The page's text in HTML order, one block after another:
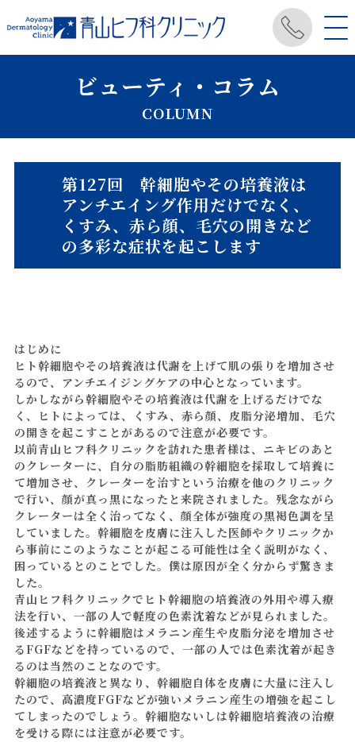
ビューティ・コラム
COLUMN
第127回 幹細胞やその培養液は
アンチエイング作用だけでなく、
くすみ、赤ら顔、毛穴の開きなど
の多彩な症状を起こします
はじめに
ヒト幹細胞やその培養液は代謝を上げて肌の張りを増加させ
るので、アンチエイジングケアの中心となっています。
しかしながら幹細胞やその培養液は代謝を上げるだけでな
く、ヒトによっては、くすみ、赤ら顔、皮脂分泌増加、毛穴
の開きを起こすことがあるので注意が必要です。
以前青山ヒフ科クリニックを訪れた患者様は、ニキビのあと
のクレーターに、自分の脂肪組織の幹細胞を採取して培養に
て増加させ、クレーターを治すという治療を他のクリニック
で行い、顔が真っ黒になったと来院されました。残念ながら
クレーターは全く治ってなく、顔全体が強度の黒褐色調を呈
していました。幹細胞を皮膚に注入した医師やクリニックか
ら事前にこのようなことが起こる可能性は全く説明がなく、
困っているとのことでした。僕は原因が全く分からず驚きま
した。
青山ヒフ科クリニックでヒト幹細胞の培養液の外用や導入療
法を行い、一部の人で軽度の色素沈着などが見られました。
後述するように幹細胞はメラニン産生や皮脂分泌を増加させ
るFGFなどを持っているので、一部の人では色素沈着が起き
るのは当然のことなのです。
幹細胞の培養液と異なり、幹細胞自体を皮膚に大量に注入し
たので、高濃度FGFなどが強いメラニン産生の増強を起こし
てしまったのでしょう。幹細胞ないしは幹細胞培養液の治療
を受ける際には注意が必要です。